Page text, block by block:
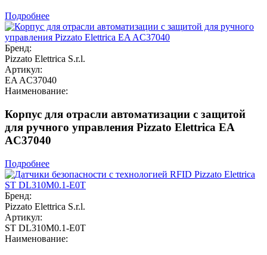
Подробнее
Бренд:
Pizzato Elettrica S.r.l.
Артикул:
EA AC37040
Наименование:
Корпус для отрасли автоматизации с защитой
для ручного управления Pizzato Elettrica EA
AC37040
Подробнее
Бренд:
Pizzato Elettrica S.r.l.
Артикул:
ST DL310M0.1-E0T
Наименование: